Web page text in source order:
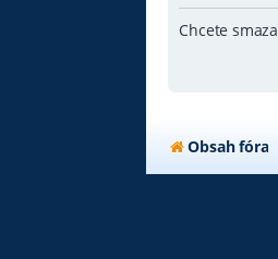
Chcete
Obsah fóra